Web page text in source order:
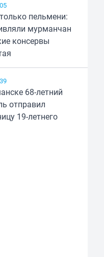
пельмени:
мурманчан
консервы
68-летний
отправил
19-летнего